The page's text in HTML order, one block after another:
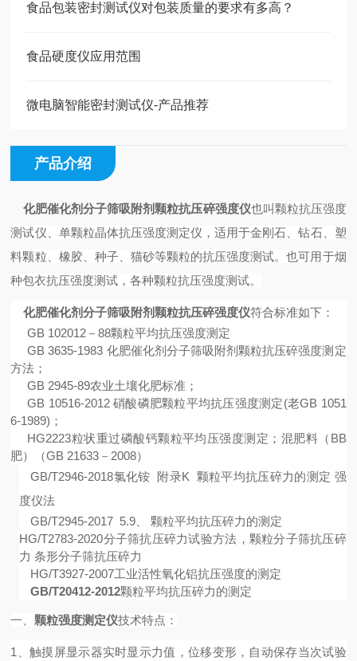
食品包装密封测试仪对包装质量的要求有多高？
食品硬度仪应用范围
微电脑智能密封测试仪-产品推荐
产品介绍
化肥催化剂分子筛吸附剂颗粒抗压碎强度仪也叫颗粒抗压强度
测试仪 、单颗粒晶体抗压强度测 定仪 ，适用于金刚石、钻石、塑
料颗粒、橡胶、种子、猫砂等颗粒的抗压强度测试。也可用于烟
种包衣抗压强度测试，各种颗粒抗压强度测试。
化肥催化剂分子筛吸附剂颗粒抗压碎强度仪符合标准如下：
GB 102012－88颗粒平均抗压强度测定
GB 3635-1983 化肥催化剂分子筛吸附剂颗粒抗压碎强度测定
方法；
GB 2945-89农业土壤化肥标准；
GB 10516-2012 硝酸磷肥颗粒平均抗压强度测定(老GB 1051
6-1989)；
HG2223粒状重过磷酸钙颗粒平均压强度测定；混肥料（BB
肥）（GB 21633－2008）
GB/T2946-2018氯化铵 附录K 颗粒平均抗压碎力的测定 强
度仪法
GB/T2945-2017 5.9、 颗粒平均抗压碎力的测定
HG/T2783-2020分子筛抗压碎力试验方法，颗粒分子筛抗压碎
力 条形分子筛抗压碎力
HG/T3927-2007工业活性氧化铝抗压强度的测定
GB/T20412-2012颗粒平均抗压碎力的测定
一、颗粒强度测定仪技术特点：
1 、触摸屏显示器实时显示力值，位移变形，自动保存当次试验